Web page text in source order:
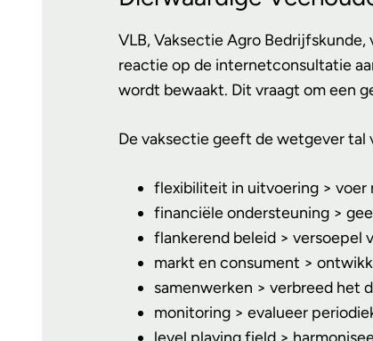
VLB, Vaksectie Agro
reactie op de internetconsultatie
wordt bewaakt. Dit vraagt om een
De vaksectie geeft de wetgever tal
flexibiliteit in uitvoering > voer
financiële ondersteuning >
flankerend beleid > versoepel
markt en consument >
samenwerken > verbreed het
monitoring > evalueer
level playing field >